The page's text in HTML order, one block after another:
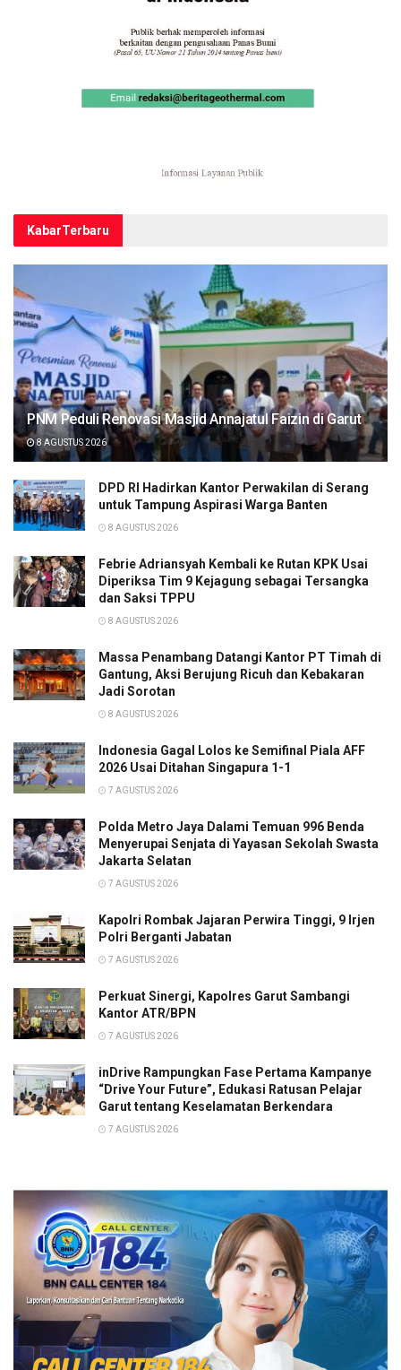
KabarTerbaru
PNM Peduli Renovasi Masjid Annajatul Faizin di Garut
8 AGUSTUS 2026
DPD RI Hadirkan Kantor Perwakilan di Serang
untuk Tampung Aspirasi Warga Banten
8 AGUSTUS 2026
Febrie Adriansyah Kembali ke Rutan KPK Usai
Diperiksa Tim 9 Kejagung sebagai Tersangka
dan Saksi TPPU
8 AGUSTUS 2026
Massa Penambang Datangi Kantor PT Timah di
Gantung, Aksi Berujung Ricuh dan Kebakaran
Jadi Sorotan
8 AGUSTUS 2026
Indonesia Gagal Lolos ke Semifinal Piala AFF
2026 Usai Ditahan Singapura 1-1
7 AGUSTUS 2026
Polda Metro Jaya Dalami Temuan 996 Benda
Menyerupai Senjata di Yayasan Sekolah Swasta
Jakarta Selatan
7 AGUSTUS 2026
Kapolri Rombak Jajaran Perwira Tinggi, 9 Irjen
Polri Berganti Jabatan
7 AGUSTUS 2026
Perkuat Sinergi, Kapolres Garut Sambangi
Kantor ATR/BPN
7 AGUSTUS 2026
inDrive Rampungkan Fase Pertama Kampanye
“Drive Your Future”, Edukasi Ratusan Pelajar
Garut tentang Keselamatan Berkendara
7 AGUSTUS 2026